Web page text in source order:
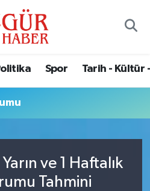
Spor Tarih - Kültür
ve 1 Haftalık
Tahmini
ve Fikstür